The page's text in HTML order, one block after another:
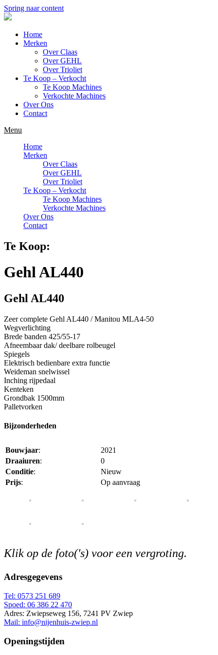
Spring naar content
Home
Merken
Over Claas
Over GEHL
Over Trioliet
Te Koop – Verkocht
Te Koop Machines
Verkochte Machines
Over Ons
Contact
Menu
Home
Merken
Over Claas
Over GEHL
Over Trioliet
Te Koop – Verkocht
Te Koop Machines
Verkochte Machines
Over Ons
Contact
Te Koop:
Gehl AL440
Gehl AL440
Zeer complete Gehl AL440 / Manitou MLA4-50
Wegverlichting
Brede banden 425/55-17
Afneembaar dak/ deelbare rolbeugel
Spiegels
Elektrisch bedienbare extra functie
Weideman snelwissel
Inching rijpedaal
Kenteken
Grondbak 1500mm
Palletvorken
Bijzonderheden
Bouwjaar:
2021
Draaiuren:
0
Conditie:
Nieuw
Prijs: Op aanvraag
Klik op de foto('s) voor een vergroting.
Adresgegevens
Tel: 0573 251 689
Spoed: 06 386 22 470
Adres: Zwiepseweg 156, 7241 PV Zwiep
Mail: info@nijenhuis-zwiep.nl
Openingstijden